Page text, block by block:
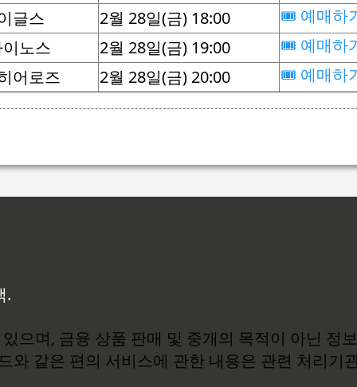
글스
2월 28일(금) 18:00
🎟️ 예매하
노스
2월 28일(금) 19:00
🎟️ 예매하
어로즈
2월 28일(금) 20:00 🎟️ 예매하
.
으며, 금융 상품 판매 및 중개의 목적이 아닌 정
와 같은 편의 서비스에 관한 내용은 관련 처리기